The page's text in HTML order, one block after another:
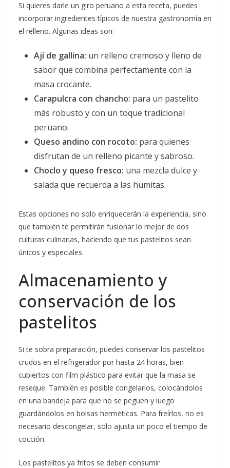
Si quieres darle un giro peruano a esta receta, puedes
incorporar ingredientes típicos de nuestra gastronomía en
el relleno. Algunas ideas son:
Ají de gallina: un relleno cremoso y lleno de
sabor que combina perfectamente con la
masa crocante.
Carapulcra con chancho: para un pastelito
más robusto y con un toque tradicional
peruano.
Queso andino con rocoto: para quienes
disfrutan de un relleno picante y sabroso.
Choclo y queso fresco: una mezcla dulce y
salada que recuerda a las humitas.
Estas opciones no solo enriquecerán la experiencia, sino
que también te permitirán fusionar lo mejor de dos
culturas culinarias, haciendo que tus pastelitos sean
únicos y especiales.
Almacenamiento y
conservación de los
pastelitos
Si te sobra preparación, puedes conservar los pastelitos
crudos en el refrigerador por hasta 24 horas, bien
cubiertos con film plástico para evitar que la masa se
reseque. También es posible congelarlos, colocándolos
en una bandeja para que no se peguen y luego
guardándolos en bolsas herméticas. Para freírlos, no es
necesario descongelar, solo ajusta un poco el tiempo de
cocción.
Los pastelitos ya fritos se deben consumir